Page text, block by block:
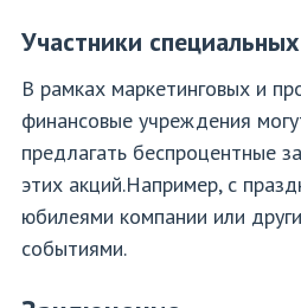
Участники
В рамках маркетинговых и
финансовые учреждения
предлагать беспроцентные
этих акций.Например, с
юбилеями компании или
событиями.